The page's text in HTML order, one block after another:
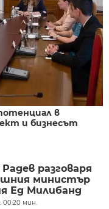
в
и бизнесът
разговаря
министър
Ед Милибанд
00:20 мин.